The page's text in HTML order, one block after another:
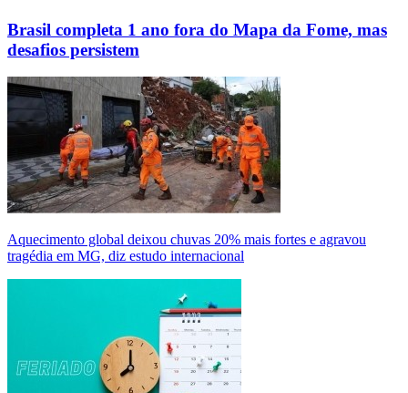
Brasil completa 1 ano fora do Mapa da Fome, mas
desafios persistem
Aquecimento global deixou chuvas 20% mais fortes e agravou
tragédia em MG, diz estudo internacional